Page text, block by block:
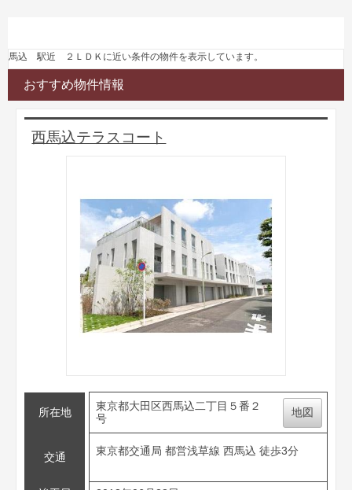
馬込 駅近 ２ＬＤＫに近い条件の物件を表示しています。
おすすめ物件情報
西馬込テラスコート
所在地
東京都大田区西馬込二丁目５番２
号
地図
交通
東京都交通局 都営浅草線 西馬込 徒歩3分